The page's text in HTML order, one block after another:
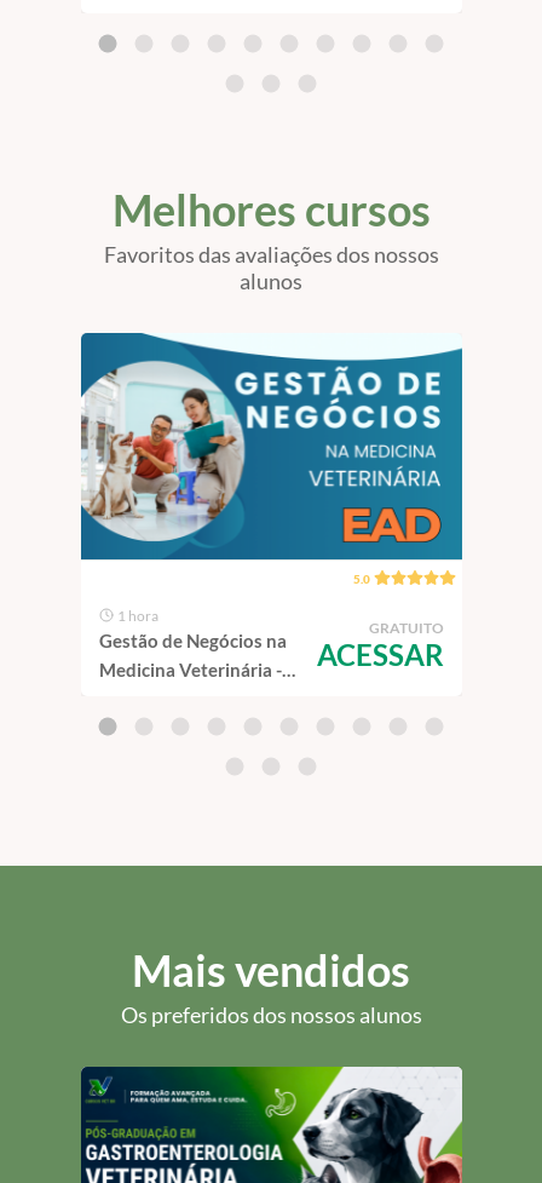
100% Presencial
Melhores cursos
Favoritos das avaliações dos nossos
alunos
5.0
1 hora
Gestão de Negócios na
Medicina Veterinária -
EAD
GRATUITO
ACESSAR
Mais vendidos
Os preferidos dos nossos alunos